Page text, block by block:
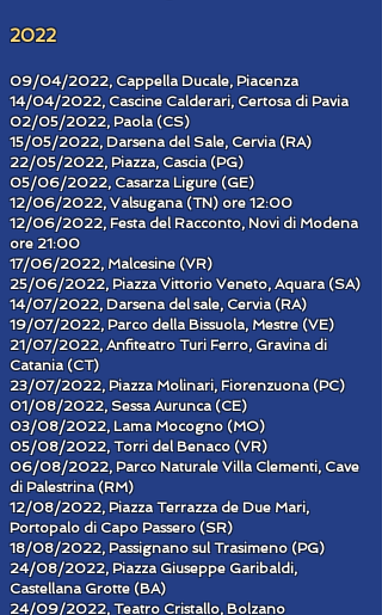
2022
09/04/2022, Cappella Ducale, Piacenza
14/04/2022, Cascine Calderari, Certosa di Pavia
02/05/2022, Paola (CS)
15/05/2022, Darsena del Sale, Cervia (RA)
22/05/2022, Piazza, Cascia (PG)
05/06/2022, Casarza Ligure (GE)
12/06/2022, Valsugana (TN) ore 12:00
12/06/2022, Festa del Racconto, Novi di Modena
ore 21:00
17/06/2022, Malcesine (VR)
25/06/2022, Piazza Vittorio Veneto, Aquara (SA)
14/07/2022, Darsena del sale, Cervia (RA)
19/07/2022, Parco della Bissuola, Mestre (VE)
21/07/2022, Anfiteatro Turi Ferro, Gravina di
Catania (CT)
23/07/2022, Piazza Molinari, Fiorenzuona (PC)
01/08/2022, Sessa Aurunca (CE)
03/08/2022, Lama Mocogno (MO)
05/08/2022, Torri del Benaco (VR)
06/08/2022, Parco Naturale Villa Clementi, Cave
di Palestrina (RM)
12/08/2022, Piazza Terrazza de Due Mari,
Portopalo di Capo Passero (SR)
18/08/2022, Passignano sul Trasimeno (PG)
24/08/2022, Piazza Giuseppe Garibaldi,
Castellana Grotte (BA)
24/09/2022, Teatro Cristallo, Bolzano